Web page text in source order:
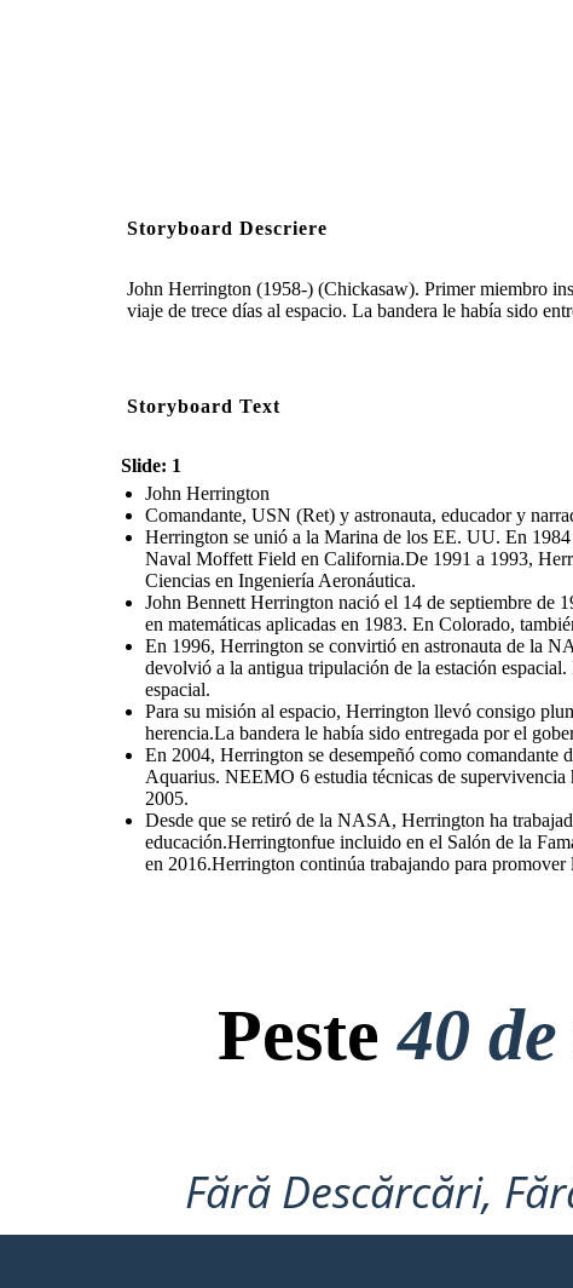
Storyboard Descriere
John Herrington (1958-) (Chickasaw). Primer miembro
viaje de trece días al espacio. La bandera le había sido
Storyboard Text
Slide: 1
John Herrington
Comandante, USN (Ret) y astronauta, educador y
Herrington se unió a la Marina de los EE. UU. En
Naval Moffett Field en California.De 1991 a 1993,
Ciencias en Ingeniería Aeronáutica.
John Bennett Herrington nació el 14 de septiembre de
en matemáticas aplicadas en 1983. En Colorado,
En 1996, Herrington se convirtió en astronauta de la
devolvió a la antigua tripulación de la estación
espacial.
Para su misión al espacio, Herrington llevó consigo
herencia.La bandera le había sido entregada por el
En 2004, Herrington se desempeñó como
Aquarius. NEEMO 6 estudia técnicas de
2005.
Desde que se retiró de la NASA, Herrington ha
educación.Herringtonfue incluido en el Salón de la
en 2016.Herrington continúa trabajando para
Peste40
Fără Descărcări,